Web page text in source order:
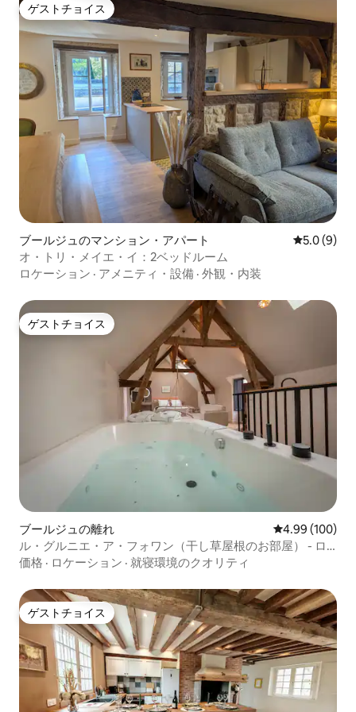
ゲストチョイス
ゲストチョイス
ブールジュのマンション・アパート レビュー9
5.0 (9)
オ・トリ・メイエ・イ：2ベッドルーム
ロケーション · アメニティ・設備 · 外観・内装
ゲストチョイス
ゲストチョイス
ブールジュの離れ レビュー100
4.99 (100)
ル・グルニエ・ア・フォワン（干し草屋根のお部屋） - ロ
マンティックルーム - バルネオ - エアコン
価格 · ロケーション · 就寝環境のクオリティ
ゲストチョイス
ゲストチョイス